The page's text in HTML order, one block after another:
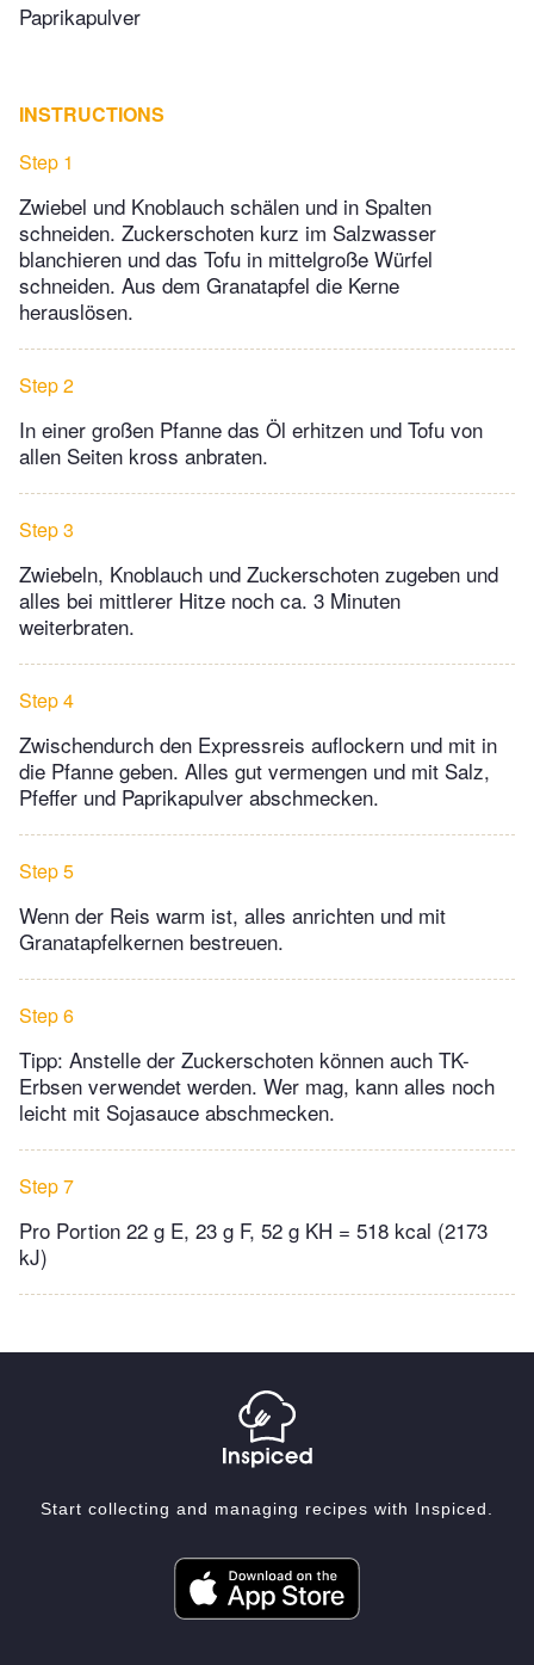
Paprikapulver
INSTRUCTIONS
Step 1
Zwiebel und Knoblauch schälen und in Spalten
schneiden. Zuckerschoten kurz im Salzwasser
blanchieren und das Tofu in mittelgroße Würfel
schneiden. Aus dem Granatapfel die Kerne
herauslösen.
Step 2
In einer großen Pfanne das Öl erhitzen und Tofu von
allen Seiten kross anbraten.
Step 3
Zwiebeln, Knoblauch und Zuckerschoten zugeben und
alles bei mittlerer Hitze noch ca. 3 Minuten
weiterbraten.
Step 4
Zwischendurch den Expressreis auflockern und mit in
die Pfanne geben. Alles gut vermengen und mit Salz,
Pfeffer und Paprikapulver abschmecken.
Step 5
Wenn der Reis warm ist, alles anrichten und mit
Granatapfelkernen bestreuen.
Step 6
Tipp: Anstelle der Zuckerschoten können auch TK-
Erbsen verwendet werden. Wer mag, kann alles noch
leicht mit Sojasauce abschmecken.
Step 7
Pro Portion 22 g E, 23 g F, 52 g KH = 518 kcal (2173
kJ)
Start collecting and managing recipes with Inspiced.